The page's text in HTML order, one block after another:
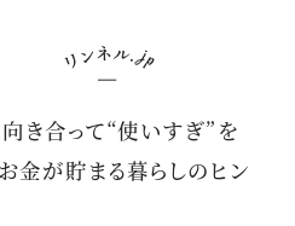
向き合って“使いすぎ”を
金が貯まる暮らしのヒン